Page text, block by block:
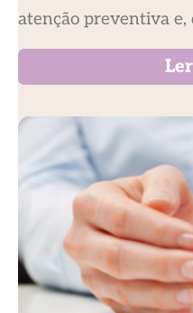
atenção preventiva e,